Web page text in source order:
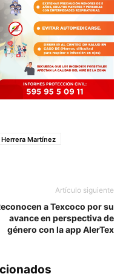
Martínez
Artículo siguiente
a Texcoco por su
avance en perspectiva de
género con la app AlerTex